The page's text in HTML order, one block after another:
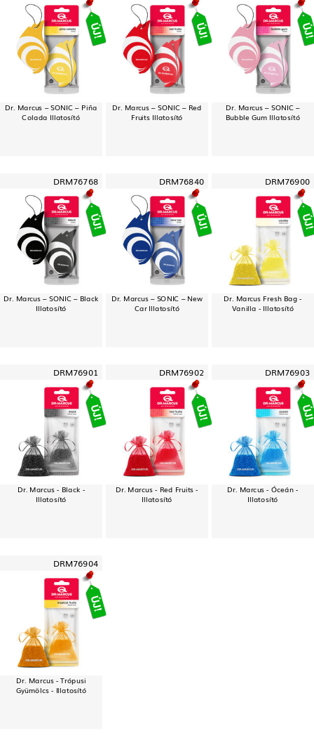
Dr. Marcus – SONIC – Piña
Colada Illatosító
Dr. Marcus – SONIC – Red
Fruits Illatosító
Dr. Marcus – SONIC –
Bubble Gum Illatosító
DRM76768
Dr. Marcus – SONIC – Black
Illatosító
DRM76840
Dr. Marcus – SONIC – New
Car Illatosító
DRM76900
Dr. Marcus Fresh Bag -
Vanilla - Illatosító
DRM76901
Dr. Marcus - Black -
Illatosító
DRM76902
Dr. Marcus - Red Fruits -
Illatosító
DRM76903
Dr. Marcus - Óceán -
Illatosító
DRM76904
Dr. Marcus - Trópusi
Gyümölcs - Illatosító